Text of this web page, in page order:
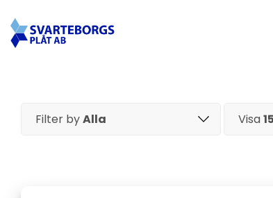
Filter byAlla Visa